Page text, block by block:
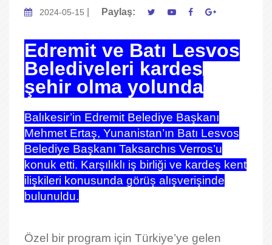
2024-05-15 Paylaş:
Edremit ve Batı Lesvos
Belediyeleri kardeş
şehir olma yolunda
Balıkesir’in Edremit Belediye Başkanı
Mehmet Ertaş, Yunanistan’ın Batı Lesvos
Belediye Başkanı Taksarchıs Verros’u
konuk etti. Karşılıklı iş birliği ve kardeş kent
ilişkileri konusunda görüş alışverişinde
bulunuldu.
Özel bir program için Türkiye’ye gelen